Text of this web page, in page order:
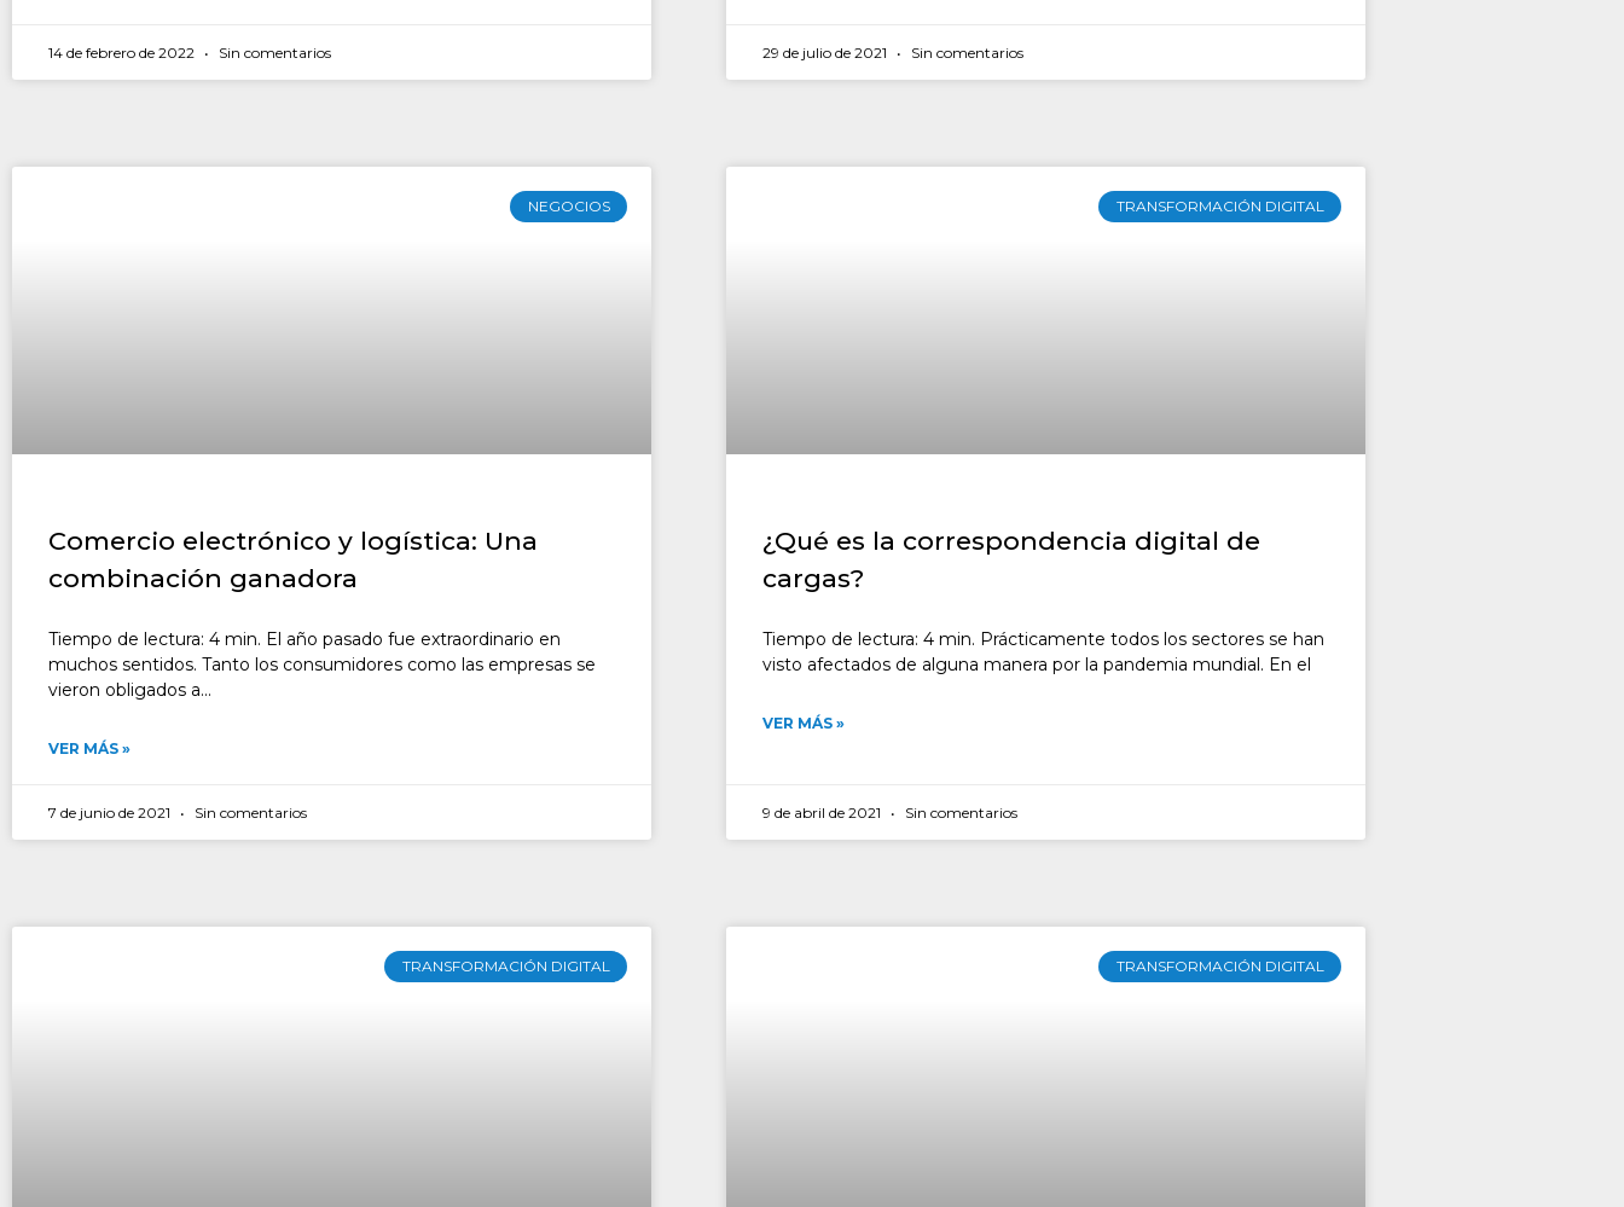
14 de febrero de 2022 Sin comentarios 29 de julio de 2021 Sin comentarios
NEGOCIOS
Comercio electrónico y logística: Una
combinación ganadora
Tiempo de lectura: 4 min. El año pasado fue extraordinario en
muchos sentidos. Tanto los consumidores como las empresas se
vieron obligados a...
VER MÁS »
7 de junio de 2021 Sin comentarios
TRANSFORMACIÓN DIGITAL
¿Qué es la correspondencia digital de
cargas?
Tiempo de lectura: 4 min. Prácticamente todos los sectores se han
visto afectados de alguna manera por la pandemia mundial. En el
VER MÁS »
9 de abril de 2021 Sin comentarios
TRANSFORMACIÓN DIGITAL TRANSFORMACIÓN DIGITAL